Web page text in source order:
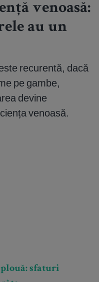
venoasă:
au un
recurentă, dacă
pe gambe,
devine
venoasă.
plouă: sfaturi